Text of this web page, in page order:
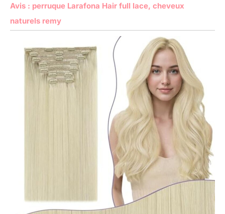
Avis : perruque Larafona Hair full lace, cheveux
naturels remy